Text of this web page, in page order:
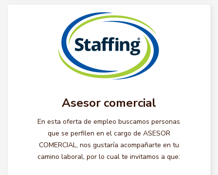
Asesor comercial
En esta oferta de empleo buscamos personas
que se perfilen en el cargo de ASESOR
COMERCIAL, nos gustaría acompañarte en tu
camino laboral, por lo cual te invitamos a que: